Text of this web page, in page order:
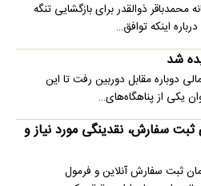
ذوالقدر برای بازگشایی تنگه
اینکه توافق…
شد
دوباره مقابل دوربین رفت تا این
یکی از پناهگاه‌های…
ثبت سفارش، نقدینگی مورد نیاز و
ثبت سفارش آنلاین و فرمول